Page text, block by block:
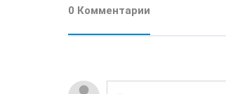
0 Комментарии